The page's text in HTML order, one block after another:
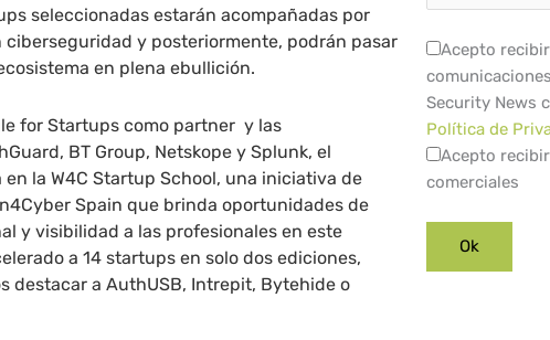
seleccionadas estarán acompañadas por
ciberseguridad y posteriormente, podrán pasar
en plena ebullición.
for Startups como partner y las
BT Group, Netskope y Splunk, el
la W4C Startup School, una iniciativa de
Spain que brinda oportunidades de
y visibilidad a las profesionales en este
a 14 startups en solo dos ediciones,
destacar a AuthUSB, Intrepit, Bytehide o
Acepto
Security News
Política de
Acepto
comerciales